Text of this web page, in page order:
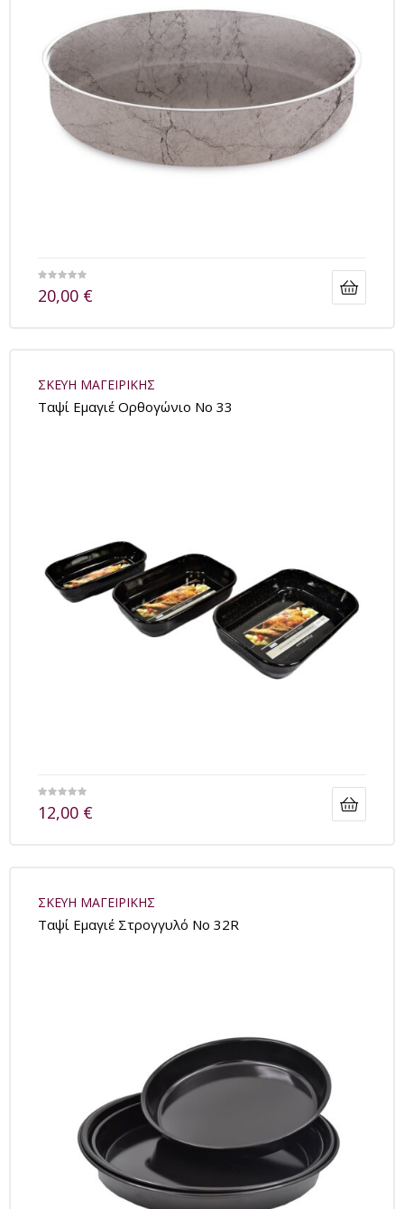
20,00 €
ΣΚΕΥΗ ΜΑΓΕΙΡΙΚΗΣ
Tαψί Εμαγιέ Ορθογώνιο No 33
12,00 €
ΣΚΕΥΗ ΜΑΓΕΙΡΙΚΗΣ
Tαψί Εμαγιέ Στρογγυλό No 32R